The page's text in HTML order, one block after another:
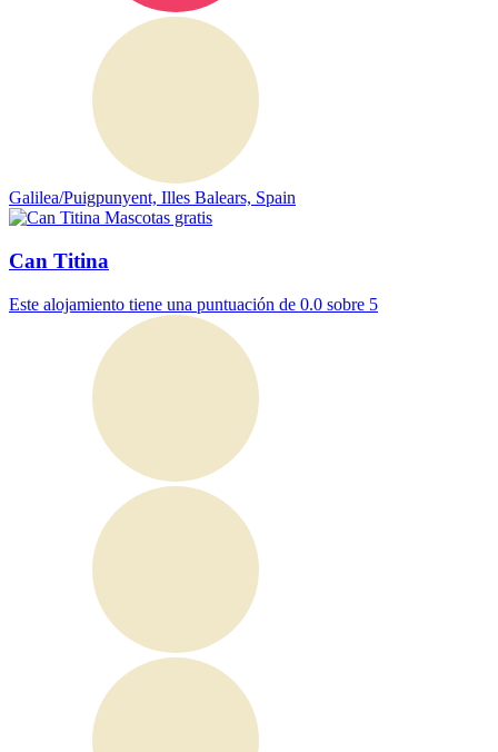
Galilea/Puigpunyent, Illes Balears, Spain
Mascotas gratis
Can Titina
Este alojamiento tiene una puntuación de 0.0 sobre 5